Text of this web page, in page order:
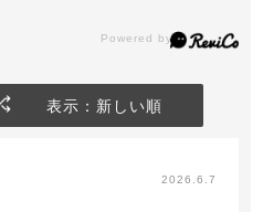
表示：新しい順
2026.6.7